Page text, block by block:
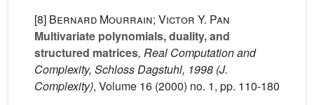
[8] Bernard Mourrain; Victor Y. Pan
Multivariate polynomials, duality, and
structured matrices, Real Computation and
Complexity, Schloss Dagstuhl, 1998 (J.
Complexity), Volume 16 (2000) no. 1, pp. 110-180